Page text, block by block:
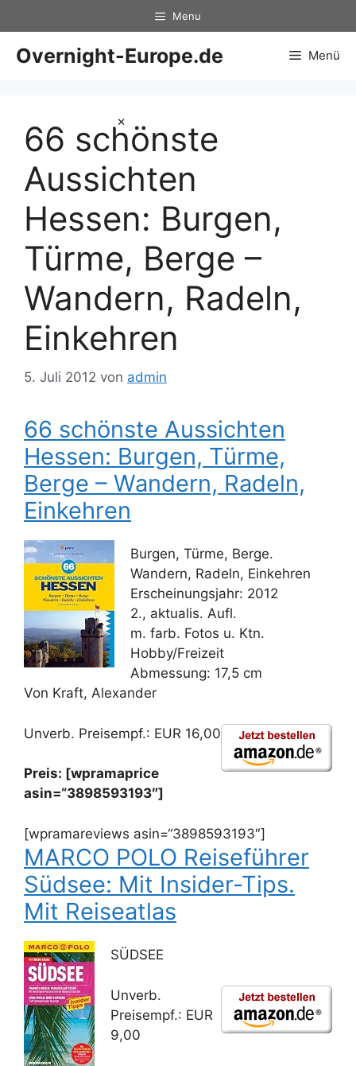
×
Inhalt
springen
Menu
Overnight-Europe.de Menü
66 schönste
Aussichten
Hessen: Burgen,
Türme, Berge –
Wandern, Radeln,
Einkehren
5. Juli 2012 von admin
66 schönste Aussichten
Hessen: Burgen, Türme,
Berge – Wandern, Radeln,
Einkehren
Burgen, Türme, Berge.
Wandern, Radeln, Einkehren
Erscheinungsjahr: 2012
2., aktualis. Aufl.
m. farb. Fotos u. Ktn.
Hobby/Freizeit
Abmessung: 17,5 cm
Von Kraft, Alexander
Unverb. Preisempf.: EUR 16,00
Preis: [wpramaprice
asin=“3898593193″]
[wpramareviews asin=“3898593193″]
MARCO POLO Reiseführer
Südsee: Mit Insider-Tips.
Mit Reiseatlas
SÜDSEE
Unverb.
Preisempf.: EUR
9,00